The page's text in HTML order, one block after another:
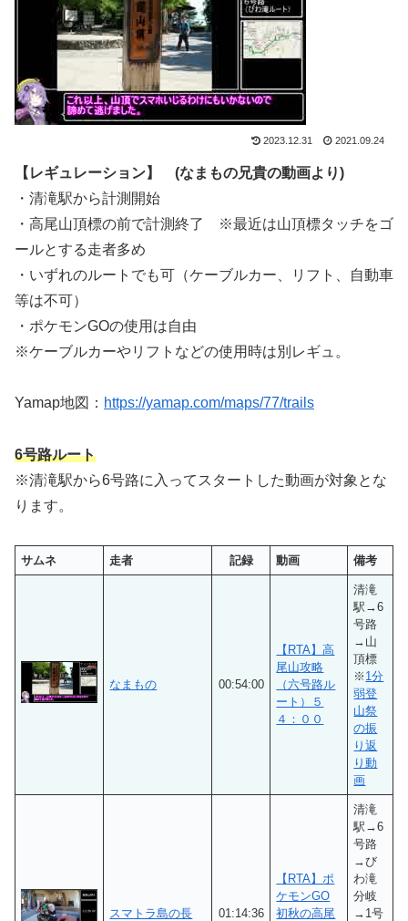
2023.12.31 2021.09.24
【レギュレーション】 (なまもの兄貴の動画より)
・清滝駅から計測開始
・高尾山頂標の前で計測終了 ※最近は山頂標タッチをゴ
ールとする走者多め
・いずれのルートでも可（ケーブルカー、リフト、自動車
等は不可）
・ポケモンGOの使用は自由
※ケーブルカーやリフトなどの使用時は別レギュ。
Yamap地図： https://yamap.com/maps/77/trails
6号路ルート
※清滝駅から6号路に入ってスタートした動画が対象とな
ります。
サムネ 走者 記録 動画 備考
なまもの 00:54:00
【RTA】高
尾山攻略
（六号路ル
ート）５
４：００
清滝
駅→6
号路
→山
頂標
※ 1分
弱登
山祭
の振
り返
り動
画
スマトラ島の長 01:14:36
【RTA】ポ
ケモンGO
初秋の高尾
清滝
駅→6
号路
→び
わ滝
分岐
→1号